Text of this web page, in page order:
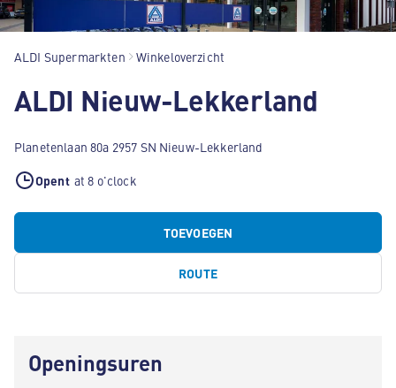
ALDI Supermarkten Winkeloverzicht
ALDI Nieuw-Lekkerland
Planetenlaan 80a 2957 SN Nieuw-Lekkerland
Opent at 8 o'clock
TOEVOEGEN
ROUTE
Openingsuren